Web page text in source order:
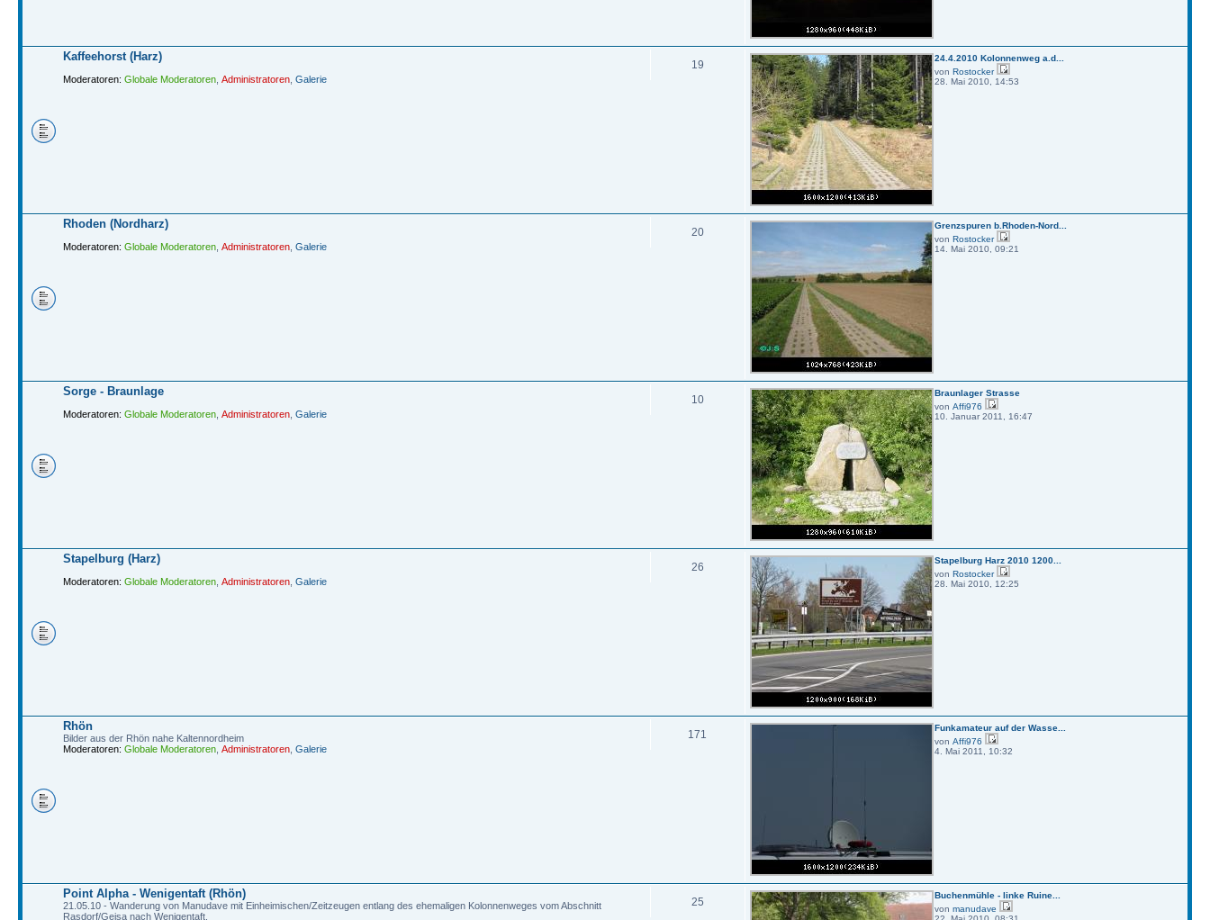
Kaffeehorst (Harz)
Moderatoren: Globale Moderatoren Administratoren Galerie
19
24.4.2010 Kolonnenweg a.d...
von Rostocker
28. Mai 2010, 14:53
Rhoden (Nordharz)
Moderatoren: Globale Moderatoren Administratoren Galerie
20
Grenzspuren b.Rhoden-Nord...
von Rostocker
14. Mai 2010, 09:21
Sorge - Braunlage
Moderatoren: Globale Moderatoren Administratoren Galerie
10
Braunlager Strasse
von Affi976
10. Januar 2011, 16:47
Stapelburg (Harz)
Moderatoren: Globale Moderatoren Administratoren Galerie
26
Stapelburg Harz 2010 1200...
von Rostocker
28. Mai 2010, 12:25
Rhön
Bilder aus der Rhön nahe Kaltennordheim
Moderatoren: Globale Moderatoren Administratoren Galerie
171
Funkamateur auf der Wasse...
von Affi976
4. Mai 2011, 10:32
Point Alpha - Wenigentaft (Rhön)
21.05.10 - Wanderung von Manudave mit Einheimischen/Zeitzeugen entlang des ehemaligen Kolonnenweges vom Abschnitt
Rasdorf/Geisa nach Wenigentaft.
25
Buchenmühle - linke Ruine...
von manudave